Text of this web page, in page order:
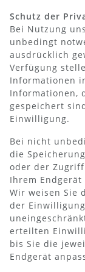
Schutz der
Bei Nutzung
unbedingt
ausdrücklich
Verfügung
Informationen
Informationen,
gespeichert
Einwilligung.
Bei nicht
die
oder der
Ihrem
Wir weisen Sie
der
erteilten
bis Sie die
Endgerät